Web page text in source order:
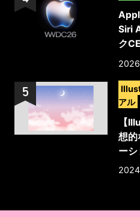
Siri
ク
アル
【
想的
ーシ